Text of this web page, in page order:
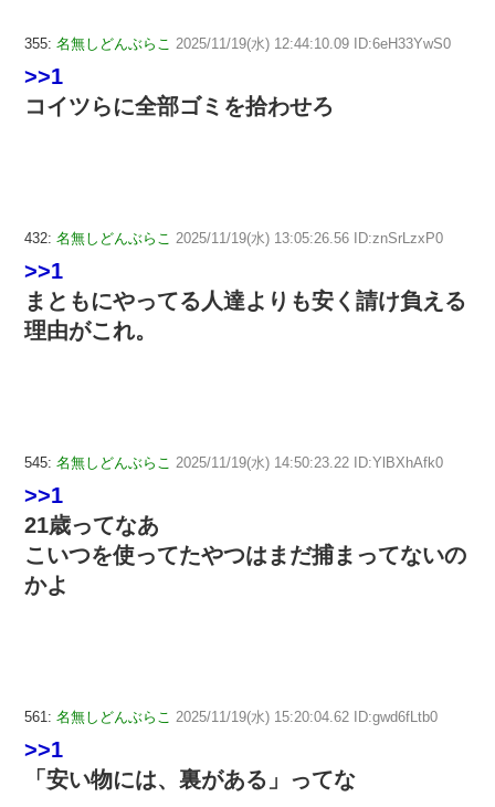
355: 名無しどんぶらこ 2025/11/19(水) 12:44:10.09 ID:6eH33YwS0
>>1
コイツらに全部ゴミを拾わせろ
432: 名無しどんぶらこ 2025/11/19(水) 13:05:26.56 ID:znSrLzxP0
>>1
まともにやってる人達よりも安く請け負える
理由がこれ。
545: 名無しどんぶらこ 2025/11/19(水) 14:50:23.22 ID:YlBXhAfk0
>>1
21歳ってなあ
こいつを使ってたやつはまだ捕まってないの
かよ
561: 名無しどんぶらこ 2025/11/19(水) 15:20:04.62 ID:gwd6fLtb0
>>1
「安い物には、裏がある」ってな